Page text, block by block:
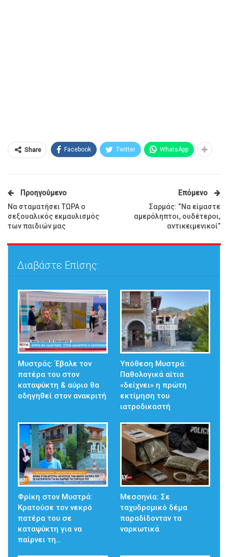
Share Facebook Twitter WhatsApp
Προηγούμενο
Να σταματήσει ΤΩΡΑ ο
σεξουαλικός εκμαυλισμός
των παιδιών μας
Επόμενο
Σαρμάς: “Να είμαστε
αμερόληπτοι, ουδέτεροι,
αντικειμενικοί”
Διαβάστε Επίσης:
Μυστράς: Έβαλε τον
πατέρα του στον
καταψύκτη & αύριο θα
οδηγηθεί στον ανακριτή
Υπόθεση Μυστρά:
Παθολογικά αίτια
«δείχνει» η πρώτη
εκτίμηση του
ιατροδικαστή
Φρίκη στον Μυστρά:
Κρατούσε τον νεκρό
πατέρα του σε
καταψύκτη για να
παίρνει τη…
Μεσσηνία: Σε
ταχυδρομικό δέμα
παραδίδονταν τα
ναρκωτικά